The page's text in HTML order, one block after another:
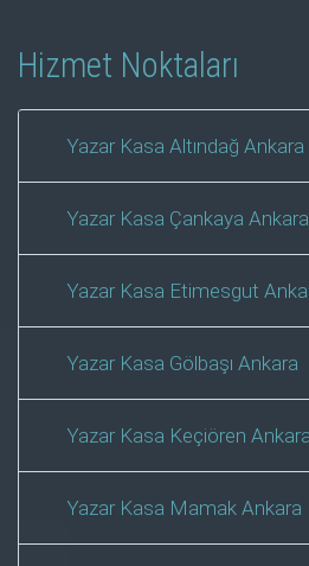
Hizmet Noktaları
Yazar Kasa Altındağ Ankara
Yazar Kasa Çankaya Ankara
Yazar Kasa Etimesgut
Yazar Kasa Gölbaşı Ankara
Yazar Kasa Keçiören Ankara
Yazar Kasa Mamak Ankara